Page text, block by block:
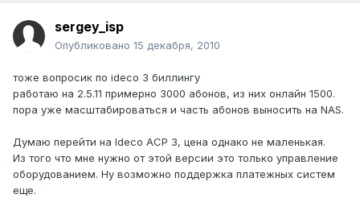
sergey_isp
Опубликовано 15 декабря, 2010
тоже вопросик по ideco 3 биллингу
работаю на 2.5.11 примерно 3000 абонов, из них онлайн 1500.
пора уже масштабироваться и часть абонов выносить на NAS.
Думаю перейти на Ideco АСР 3, цена однако не маленькая.
Из того что мне нужно от этой версии это только управление
оборудованием. Ну возможно поддержка платежных систем
еще.